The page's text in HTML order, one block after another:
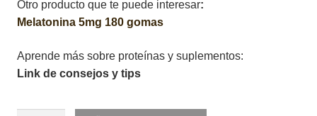
Otro producto que te puede interesar:
Melatonina 5mg 180 gomas
Aprende más sobre proteínas y suplementos:
Link de consejos y tips